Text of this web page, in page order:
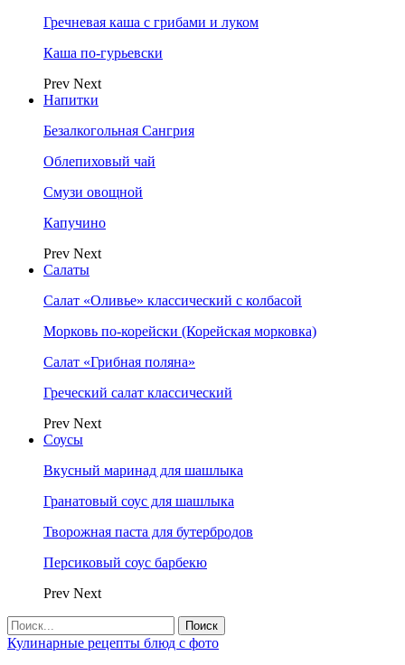
Гречневая каша с грибами и луком
Каша по-гурьевски
Prev Next
Напитки
Безалкогольная Сангрия
Облепиховый чай
Смузи овощной
Капучино
Prev Next
Салаты
Салат «Оливье» классический с колбасой
Морковь по-корейски (Корейская морковка)
Салат «Грибная поляна»
Греческий салат классический
Prev Next
Соусы
Вкусный маринад для шашлыка
Гранатовый соус для шашлыка
Творожная паста для бутербродов
Персиковый соус барбекю
Prev Next
Кулинарные рецепты блюд с фото